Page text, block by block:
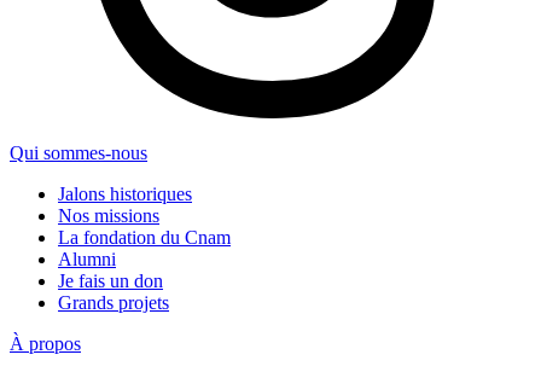
Qui sommes-nous
Jalons historiques
Nos missions
La fondation du Cnam
Alumni
Je fais un don
Grands projets
À propos